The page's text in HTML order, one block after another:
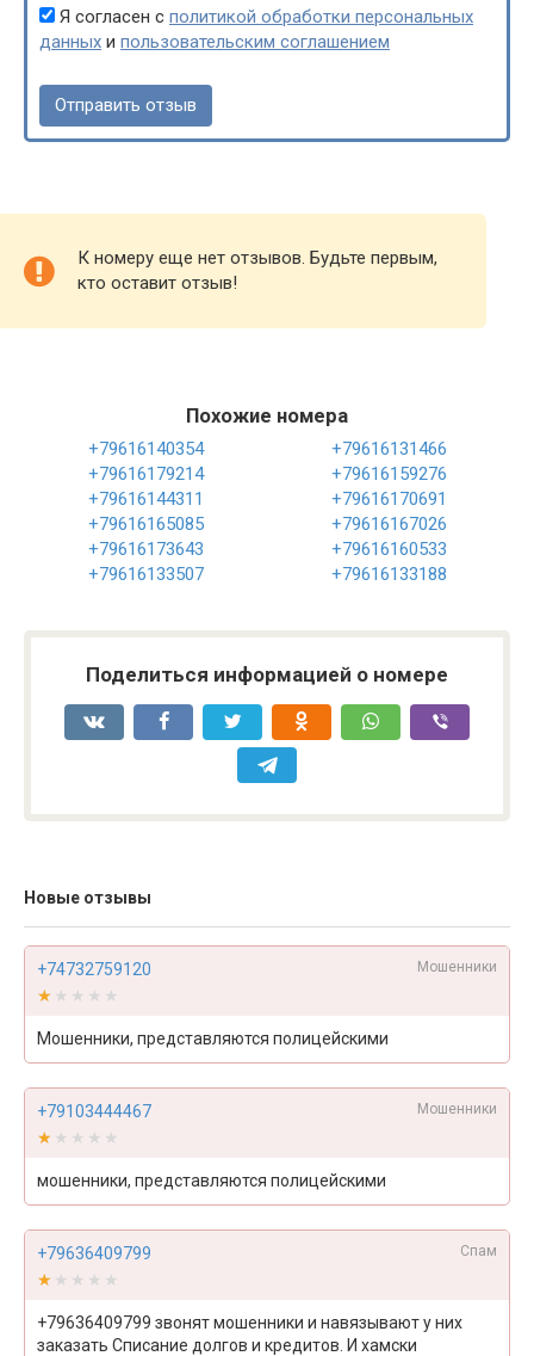
Я согласен с политикой обработки персональных
данных и пользовательским соглашением
К номеру еще нет отзывов. Будьте первым,
кто оставит отзыв!
Похожие номера
+79616140354
+79616131466
+79616179214
+79616159276
+79616144311
+79616170691
+79616165085
+79616167026
+79616173643
+79616160533
+79616133507
+79616133188
Поделиться информацией о номере
Новые отзывы
+74732759120 Мошенники
★★★★★
★★★★★
Мошенники, представляются полицейскими
+79103444467 Мошенники
★★★★★
★★★★★
мошенники, представляются полицейскими
+79636409799 Спам
★★★★★
★★★★★
+79636409799 звонят мошенники и навязывают у них
заказать Списание долгов и кредитов. И хамски